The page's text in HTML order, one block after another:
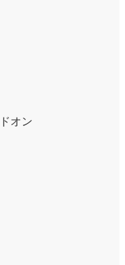
オン